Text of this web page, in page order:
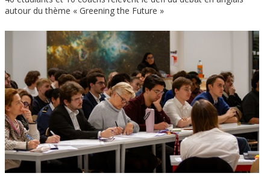
autour du thème « Greening the Future »